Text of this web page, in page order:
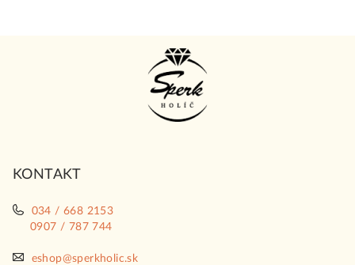
KONTAKT
034 / 668 2153
0907 / 787 744
eshop@sperkholic.sk